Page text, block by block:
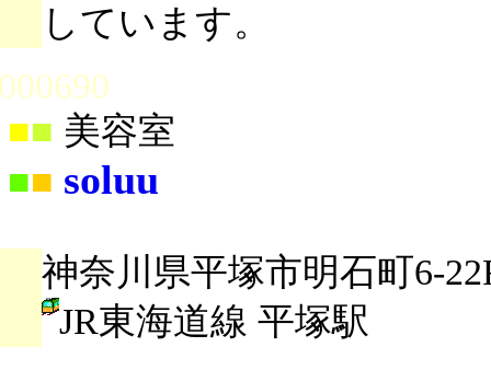
しています。
■ 美容室
■■ soluu
神奈川県平塚市明石町6-
JR東海道線 平塚駅